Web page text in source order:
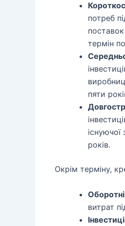
потреб
термін
пяти
років.
Окрім терміну,
витрат